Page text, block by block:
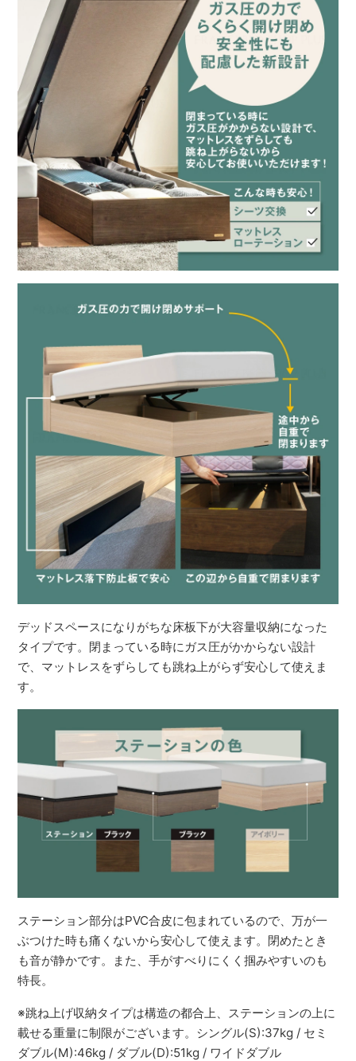
デッドスペースになりがちな床板下が大容量収納になった
タイプです。閉まっている時にガス圧がかからない設計
で、マットレスをずらしても跳ね上がらず安心して使えま
す。
ステーション部分はPVC合皮に包まれているので、万が一
ぶつけた時も痛くないから安心して使えます。閉めたとき
も音が静かです。また、手がすべりにくく掴みやすいのも
特長。
※跳ね上げ収納タイプは構造の都合上、ステーションの上に
載せる重量に制限がございます。シングル(S):37kg / セミ
ダブル(M):46kg / ダブル(D):51kg / ワイドダブル